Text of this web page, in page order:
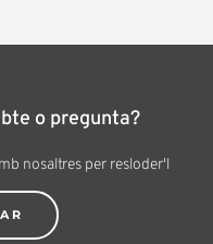
o pregunta?
nosaltres per resloder'l